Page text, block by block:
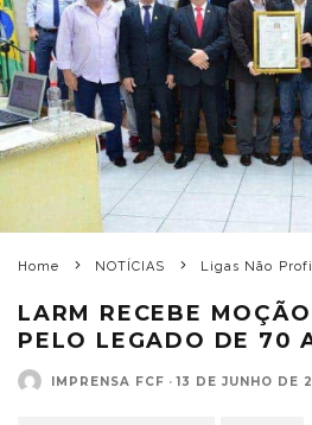
Home NOTÍCIAS Ligas Não
LARM RECEBE
PELO LEGADO DE 70
IMPRENSA FCF · 13 DE JUNHO DE